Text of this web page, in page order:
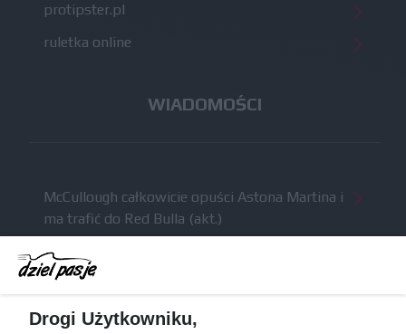
protipster.pl
ruletka online
WIADOMOŚCI
McCullough całkowicie opuści Astona Martina i
ma trafić do Red Bulla (akt.)
Dochód F1 spadł o 61 procent względem
zeszłego sezonu
algorytmach?
Drogi Użytkowniku,